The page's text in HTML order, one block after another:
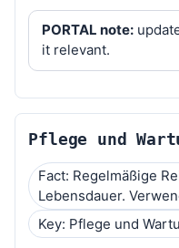
PORTAL note:
it relevant.
Pflege und
Fact: Regelmäßige
Lebensdauer.
Key: Pflege und